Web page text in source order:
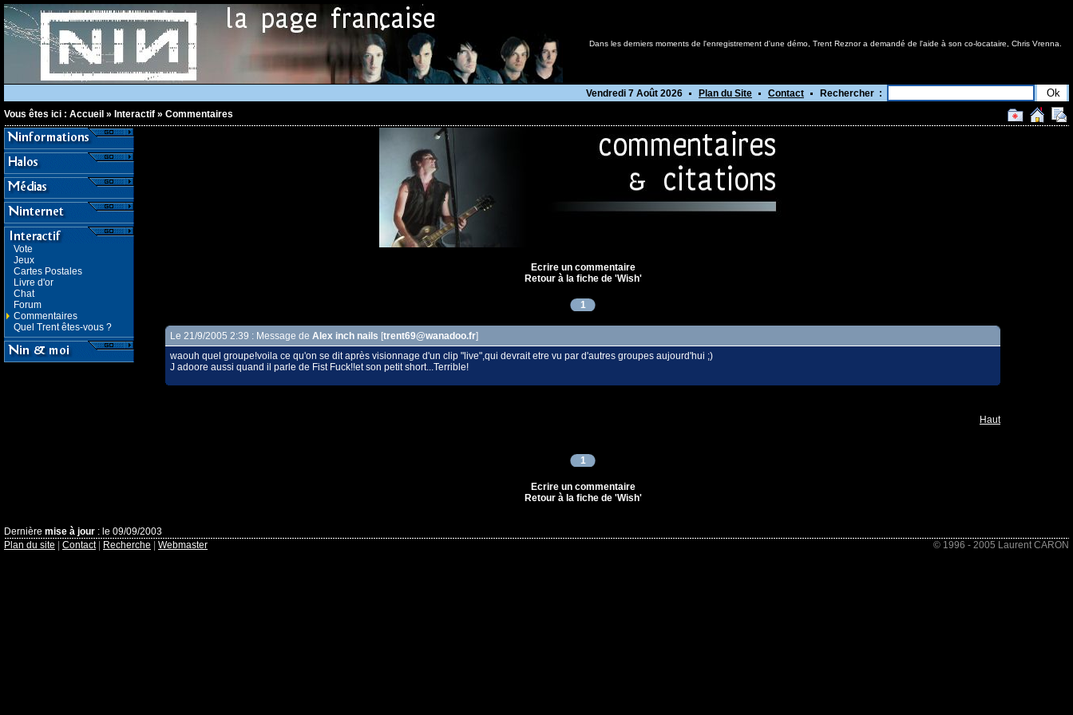
Dans les derniers moments de l'enregistrement d'une démo, Trent Reznor a demandé de l'aide à son co-locataire, Chris Vrenna.
Vendredi 7 Août 2026 Plan du Site Contact
Rechercher :
Vous êtes ici : Accueil » Interactif » Commentaires
Vote
Jeux
Cartes Postales
Livre d'or
Chat
Forum
Commentaires
Quel Trent êtes-vous ?
Ecrire un commentaire
Retour à la fiche de 'Wish'
1
Le 21/9/2005 2:39 : Message de Alex inch nails [trent69@wanadoo.fr]
waouh quel groupe!voila ce qu'on se dit après visionnage d'un clip "live",qui devrait etre vu par d'autres groupes aujourd'hui ;)
J adoore aussi quand il parle de Fist Fuck!!et son petit short...Terrible!
Haut
1
Ecrire un commentaire
Retour à la fiche de 'Wish'
Dernière mise à jour : le 09/09/2003
Plan du site
Contact| Recherche Webmaster © 1996 - 2005 Laurent CARON